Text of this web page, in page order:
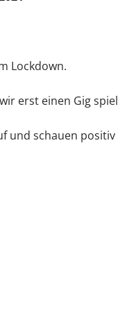
Lockdown.
erst einen Gig
und schauen